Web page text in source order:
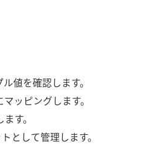
値を確認します。
ッピングします。
す。
として管理します。